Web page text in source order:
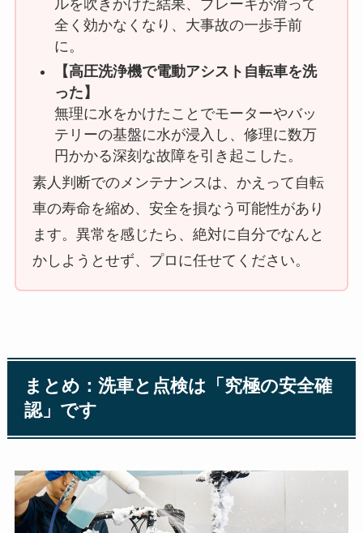
ルを吹きかけた結果、ブレーキが滑って
全く効かなくなり、大事故の一歩手前
に。
【高圧洗浄機で電動アシスト自転車を洗
った】
無理に水をかけたことでモーターやバッ
テリーの基盤に水が浸入し、修理に数万
円かかる深刻な故障を引き起こした。
素人判断でのメンテナンスは、かえって自転
車の寿命を縮め、安全を損なう可能性があり
ます。異常を感じたら、絶対に自分でなんと
かしようとせず、プロに任せてください。
まとめ：洗車と点検は「究極の安全確
認」です